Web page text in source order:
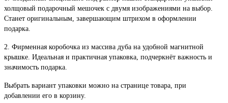
холщовый подарочный мешочек с двумя изображениями на выбор.
Станет оригинальным, завершающим штрихом в оформлении
подарка.
2. Фирменная коробочка из массива дуба на удобной магнитной
крышке. Идеальная и практичная упаковка, подчеркнёт важность и
значимость подарка.
Выбрать вариант упаковки можно на странице товара, при
добавлении его в корзину.